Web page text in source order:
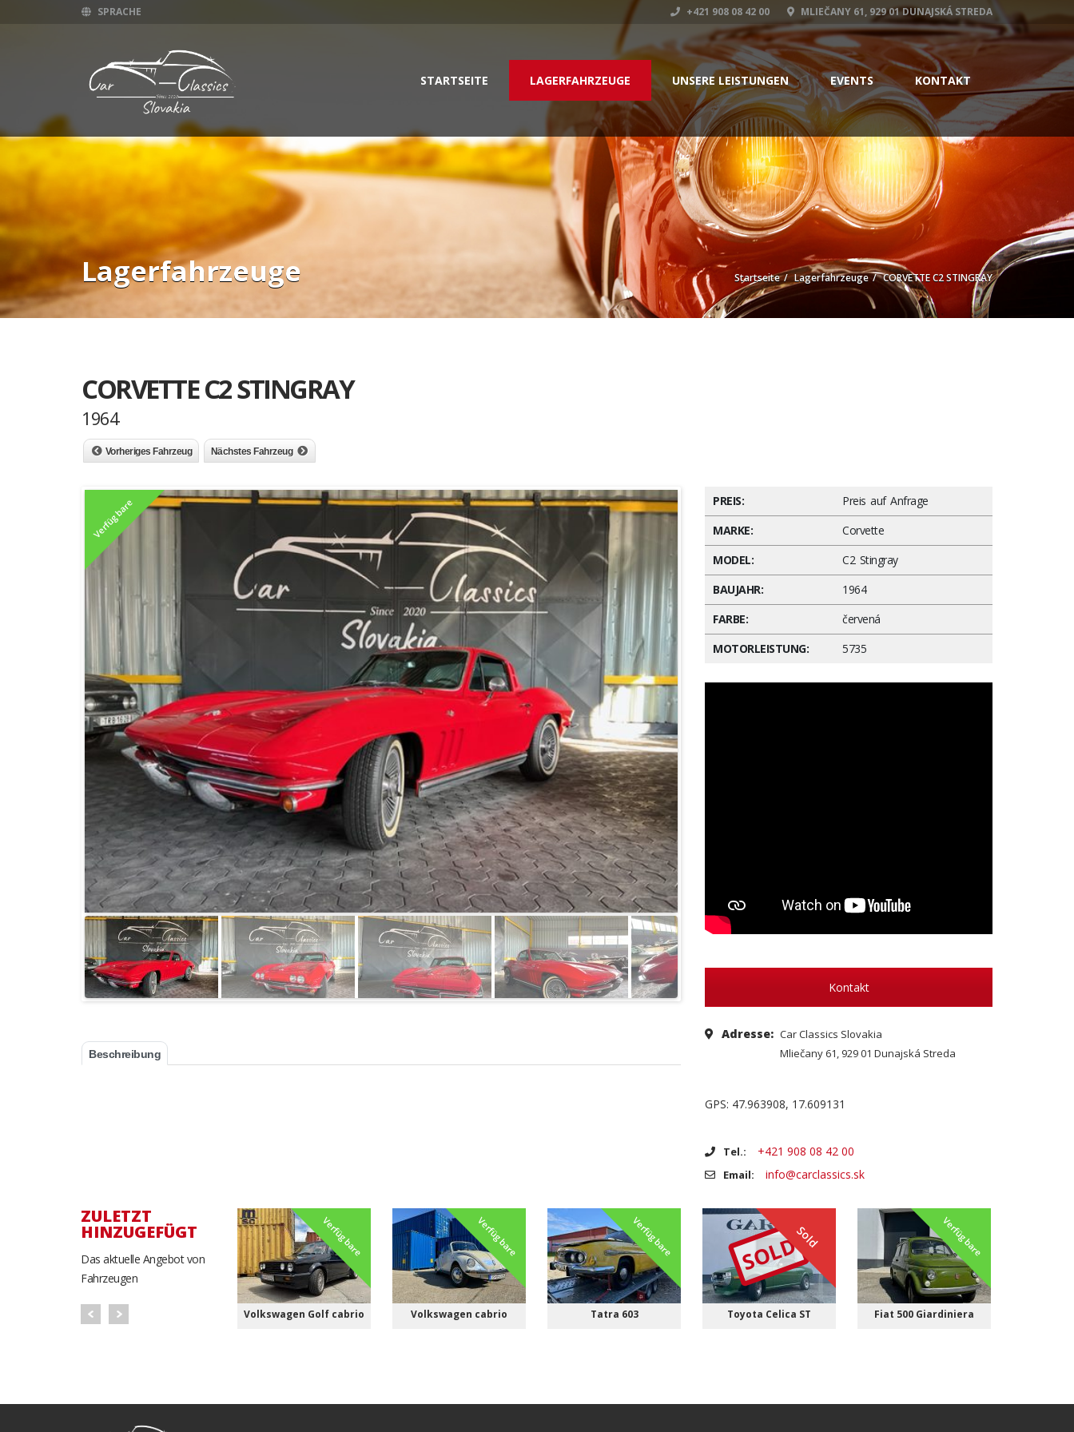
SPRACHE +421 908 08 42 00 MLIEČANY 61, 929 01 DUNAJSKÁ STREDA
STARTSEITE LAGERFAHRZEUGE UNSERE LEISTUNGEN EVENTS KONTAKT
Lagerfahrzeuge Startseite Lagerfahrzeuge CORVETTE C2 STINGRAY
CORVETTE C2 STINGRAY
1964
Vorheriges Fahrzeug Nächstes Fahrzeug
Verfügbare
Beschreibung
PREIS:
Preis auf Anfrage
MARKE:
Corvette
MODEL:
C2 Stingray
BAUJAHR:
1964
FARBE:
červená
MOTORLEISTUNG:
5735
Kontakt
Adresse: Car Classics Slovakia
Mliečany 61, 929 01 Dunajská Streda
GPS: 47.963908, 17.609131
Tel.: +421 908 08 42 00
Email: info@carclassics.sk
ZULETZT
HINZUGEFÜGT
Das aktuelle Angebot von
Fahrzeugen
Verfügbare
Volkswagen Golf cabrio
Verfügbare
Volkswagen cabrio
Verfügbare
Tatra 603
Sold
SOLD
Toyota Celica ST
Verfügbare
Fiat 500 Giardiniera